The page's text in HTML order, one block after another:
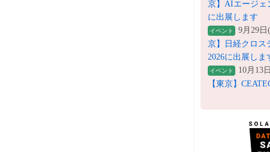
京】AIエージェ
に出展します
イベント 9月29
京】日経クロス
2026に出展しま
イベント
10月13
【東京】